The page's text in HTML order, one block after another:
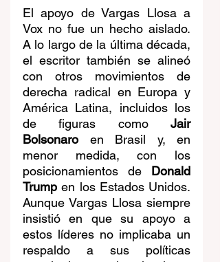
El apoyo de Vargas Llosa a
Vox no fue un hecho aislado.
A lo largo de la última década,
el escritor también se alineó
con otros movimientos de
derecha radical en Europa y
América Latina, incluidos los
de figuras como Jair
Bolsonaro en Brasil y, en
menor medida, con los
posicionamientos de Donald
Trump en los Estados Unidos.
Aunque Vargas Llosa siempre
insistió en que su apoyo a
estos líderes no implicaba un
respaldo a sus políticas